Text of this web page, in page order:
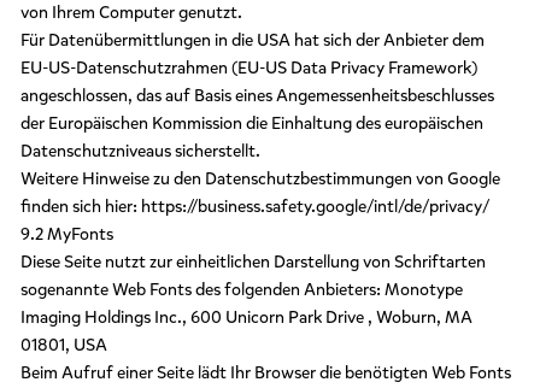
von Ihrem Computer genutzt.
Für Datenübermittlungen in die USA hat sich der Anbieter dem
EU-US-Datenschutzrahmen (EU-US Data Privacy Framework)
angeschlossen, das auf Basis eines Angemessenheitsbeschlusses
der Europäischen Kommission die Einhaltung des europäischen
Datenschutzniveaus sicherstellt.
Weitere Hinweise zu den Datenschutzbestimmungen von Google
finden sich hier: https://business.safety.google/intl/de/privacy/
9.2 MyFonts
Diese Seite nutzt zur einheitlichen Darstellung von Schriftarten
sogenannte Web Fonts des folgenden Anbieters: Monotype
Imaging Holdings Inc., 600 Unicorn Park Drive , Woburn, MA
01801, USA
Beim Aufruf einer Seite lädt Ihr Browser die benötigten Web Fonts